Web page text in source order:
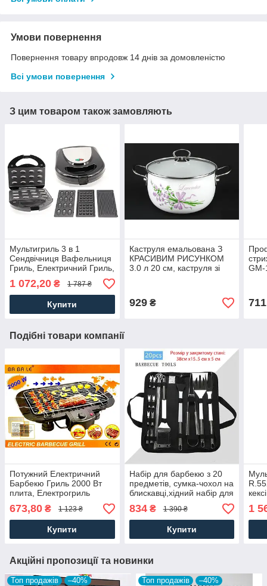
Умови повернення
Повернення товару впродовж 14 днів за домовленістю
Всі умови повернення
З цим товаром також замовляють
Мультигриль 3 в 1
Сендвічниця Вафельниця
Гриль, Електричний Гриль,
бутербродниця
1 072,20 ₴ 1 787 ₴
Купити
Каструля емальована З
КРАСИВИМ РИСУНКОМ
3.0 л 20 см, каструля зі
929₴
GM-
711
Подібні товари компанії
Потужний Електричний
Барбекю Гриль 2000 Вт
плита, Електрогриль
шашличниця для дому та
дачі
673,80 ₴ 1 123 ₴
Купити
Набір для барбекю з 20
предметів, сумка-чохол на
блискавці,хідний набір для
гриля, барбекю, шашлику
834₴ 1 390 ₴
Купити
800
1
Акційні пропозиції та новинки
Топ продажів –40% Топ продажів –40%